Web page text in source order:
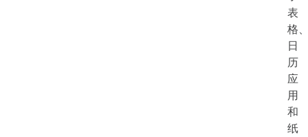
表
格
日
历
应
用
和
纸